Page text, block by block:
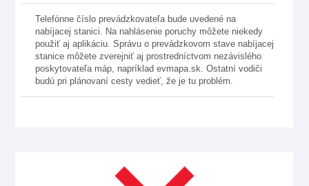
Telefónne číslo prevádzkovateľa bude uvedené na
nabíjacej stanici. Na nahlásenie poruchy môžete niekedy
použiť aj aplikáciu. Správu o prevádzkovom stave nabíjacej
stanice môžete zverejniť aj prostredníctvom nezávislého
poskytovateľa máp, napríklad evmapa.sk. Ostatní vodiči
budú pri plánovaní cesty vedieť, že je tu problém.